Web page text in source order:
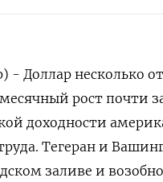
Доллар несколько
рост почти
доходности
Тегеран и
заливе и